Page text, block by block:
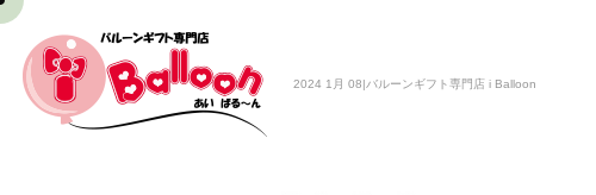
2024 1月 08|バルーンギフト専門店 i Balloon